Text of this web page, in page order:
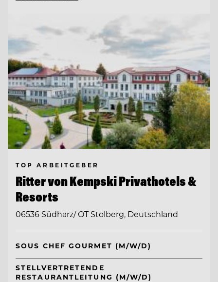
TOP ARBEITGEBER
Ritter von Kempski Privathotels &
Resorts
06536 Südharz/ OT Stolberg, Deutschland
SOUS CHEF GOURMET (M/W/D)
STELLVERTRETENDE
RESTAURANTLEITUNG (M/W/D)